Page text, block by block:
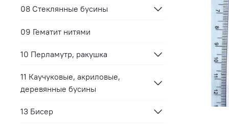
08 Стеклянные бусины
09 Гематит нитями
10 Перламутр, ракушка
11 Каучуковые, акриловые,
деревянные бусины
13 Бисер